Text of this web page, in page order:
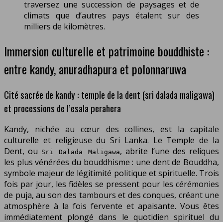
traversez une succession de paysages et de
climats que d’autres pays étalent sur des
milliers de kilomètres.
Immersion culturelle et patrimoine bouddhiste :
entre kandy, anuradhapura et polonnaruwa
Cité sacrée de kandy : temple de la dent (sri dalada maligawa)
et processions de l’esala perahera
Kandy, nichée au cœur des collines, est la capitale
culturelle et religieuse du Sri Lanka. Le Temple de la
Dent, ou Sri Dalada Maligawa, abrite l’une des reliques
les plus vénérées du bouddhisme : une dent de Bouddha,
symbole majeur de légitimité politique et spirituelle. Trois
fois par jour, les fidèles se pressent pour les cérémonies
de puja, au son des tambours et des conques, créant une
atmosphère à la fois fervente et apaisante. Vous êtes
immédiatement plongé dans le quotidien spirituel du